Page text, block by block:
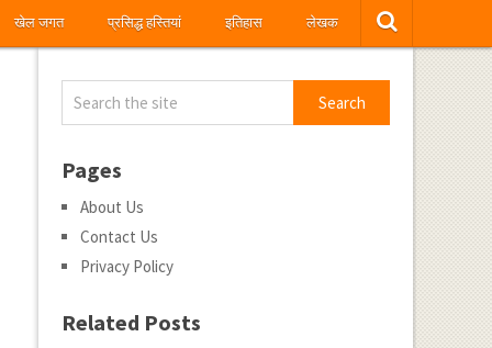
खेल जगत प्रसिद्ध हस्तियां इतिहास लेखक
Pages
About Us
Contact Us
Privacy Policy
Related Posts